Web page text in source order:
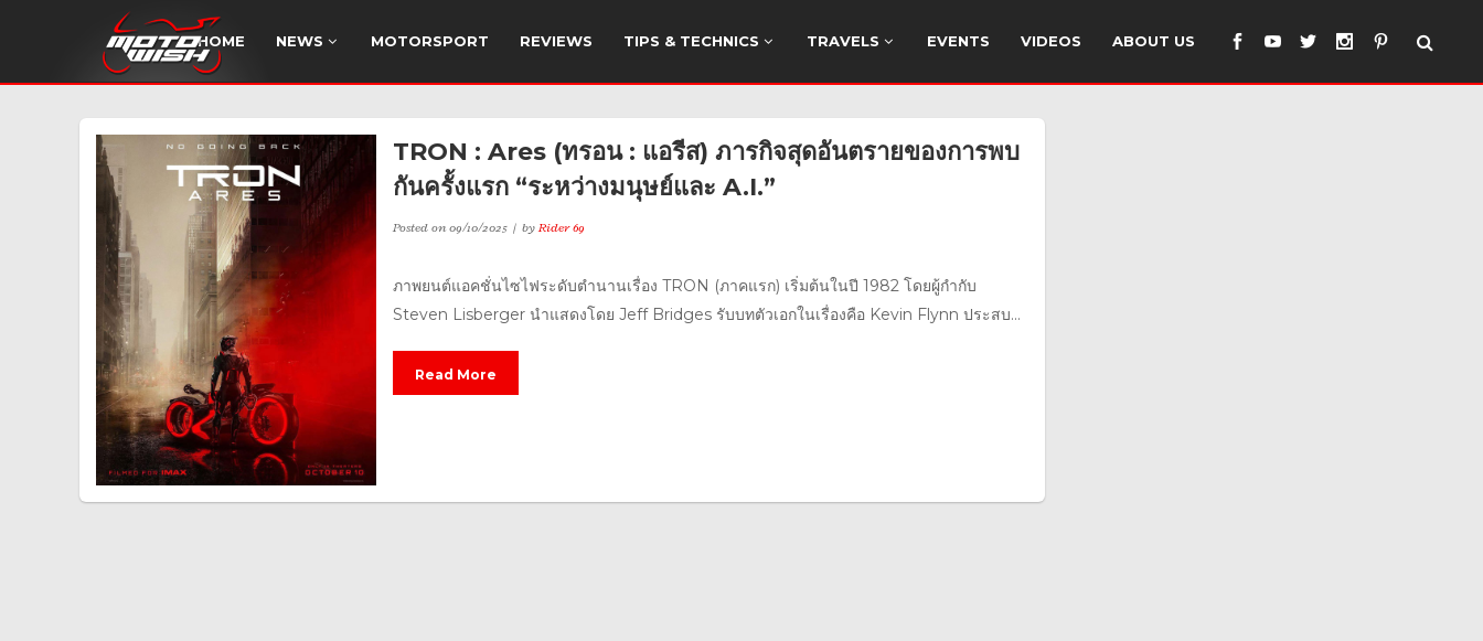
HOME NEWS MOTORSPORT REVIEWS TIPS & TECHNICS TRAVELS EVENTS VIDEOS ABOUT US
TRON : Ares (ทรอน : แอรีส) ภารกิจสุดอันตรายของการพบ
กันครั้งแรก “ระหว่างมนุษย์และ A.I.”
Posted on09/10/2025 byRider 69
ภาพยนต์แอคชั่นไซไฟระดับตำนานเรื่อง TRON (ภาคแรก) เริ่มต้นในปี 1982 โดยผู้กำกับ
Steven Lisberger นำแสดงโดย Jeff Bridges รับบทตัวเอกในเรื่องคือ Kevin Flynn ประสบ...
Read More